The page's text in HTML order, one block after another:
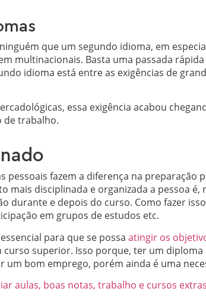
que um segundo idioma, em
multinacionais. Basta uma passada
idioma está entre as exigências de
essa exigência acabou
de trabalho.
pessoais fazem a diferença na preparação
mais disciplinada e organizada a pessoa
durante e depois do curso. Como fazer
em grupos de estudos etc.
para que se possa atingir os
curso superior. Isso porque, ter um
um bom emprego, porém ainda é uma
aulas, boas notas, trabalho e cursos extras